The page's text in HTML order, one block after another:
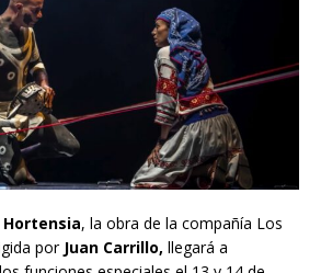
Hortensia, la obra de la compañía Los
porJuan Carrillo, llegará a